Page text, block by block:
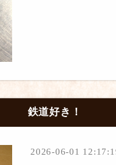
鉄道好き！
2026-06-01